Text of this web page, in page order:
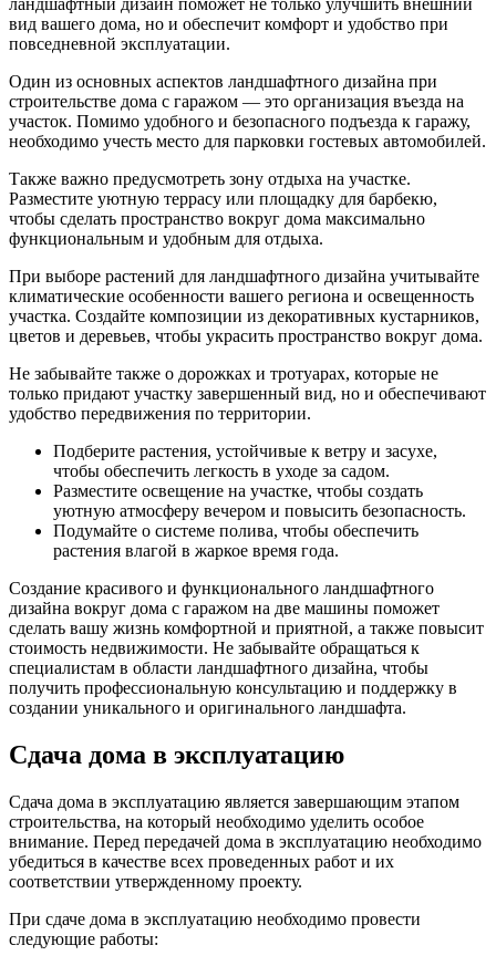
ландшафтный дизайн поможет не только улучшить внешний
вид вашего дома, но и обеспечит комфорт и удобство при
повседневной эксплуатации.
Один из основных аспектов ландшафтного дизайна при
строительстве дома с гаражом — это организация въезда на
участок. Помимо удобного и безопасного подъезда к гаражу,
необходимо учесть место для парковки гостевых автомобилей.
Также важно предусмотреть зону отдыха на участке.
Разместите уютную террасу или площадку для барбекю,
чтобы сделать пространство вокруг дома максимально
функциональным и удобным для отдыха.
При выборе растений для ландшафтного дизайна учитывайте
климатические особенности вашего региона и освещенность
участка. Создайте композиции из декоративных кустарников,
цветов и деревьев, чтобы украсить пространство вокруг дома.
Не забывайте также о дорожках и тротуарах, которые не
только придают участку завершенный вид, но и обеспечивают
удобство передвижения по территории.
Подберите растения, устойчивые к ветру и засухе,
чтобы обеспечить легкость в уходе за садом.
Разместите освещение на участке, чтобы создать
уютную атмосферу вечером и повысить безопасность.
Подумайте о системе полива, чтобы обеспечить
растения влагой в жаркое время года.
Создание красивого и функционального ландшафтного
дизайна вокруг дома с гаражом на две машины поможет
сделать вашу жизнь комфортной и приятной, а также повысит
стоимость недвижимости. Не забывайте обращаться к
специалистам в области ландшафтного дизайна, чтобы
получить профессиональную консультацию и поддержку в
создании уникального и оригинального ландшафта.
Сдача дома в эксплуатацию
Сдача дома в эксплуатацию является завершающим этапом
строительства, на который необходимо уделить особое
внимание. Перед передачей дома в эксплуатацию необходимо
убедиться в качестве всех проведенных работ и их
соответствии утвержденному проекту.
При сдаче дома в эксплуатацию необходимо провести
следующие работы: